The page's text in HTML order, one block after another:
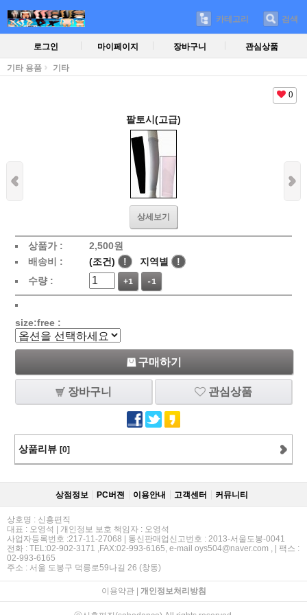
카테고리 검색
로그인 마이페이지 장바구니 관심상품
기타 용품 기타
0
팔토시(고급)
상세보기
상품가 : 2,500원
배송비 :
(조건) ! 지역별
!
수량 :
+1 -1
size:free :
구매하기
장바구니 관심상품
상품리뷰 [0]
상점정보 PC버젼 이용안내 고객센터 커뮤니티
상호명 : 신흥편직
대표 : 오영석 | 개인정보 보호 책임자 : 오영석
사업자등록번호 :217-11-27068 | 통신판매업신고번호 : 2013-서울도봉-0041
전화 : TEL:02-902-3171 ,FAX:02-993-6165, e-mail oys504@naver.com , | 팩스 :
02-993-6165
주소 : 서울 도봉구 덕릉로59나길 26 (창동)
이용약관| 개인정보처리방침